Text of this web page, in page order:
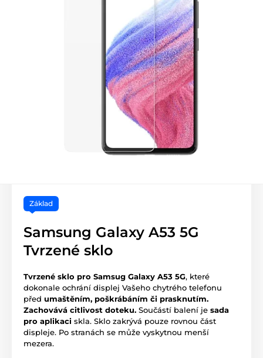
Základ
Samsung Galaxy A53 5G
Tvrzené sklo
Tvrzené sklo pro Samsug Galaxy A53 5G, které
dokonale ochrání displej Vašeho chytrého telefonu
před umaštěním, poškrábáním či prasknutím.
Zachovává citlivost doteku. Součástí balení je sada
pro aplikaci skla. Sklo zakrývá pouze rovnou část
displeje. Po stranách se může vyskytnou menší
mezera.